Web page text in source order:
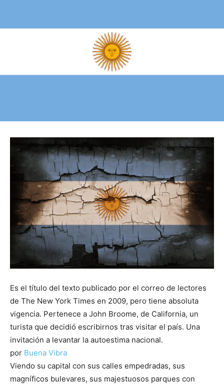
Es el título del texto publicado por el correo de lectores
de The New York Times en 2009, pero tiene absoluta
vigencia. Pertenece a John Broome, de California, un
turista que decidió escribirnos tras visitar el país. Una
invitación a levantar la autoestima nacional.
por Buena Vibra
Viendo su capital con sus calles empedradas, sus
magníficos bulevares, sus majestuosos parques con